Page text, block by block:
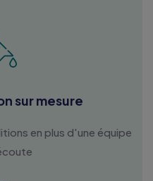
sur mesure
en plus d'une équipe